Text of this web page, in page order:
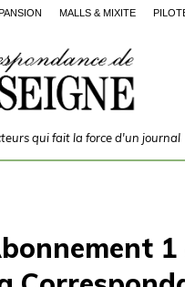
MALLS & MIXITÉ
qui fait la force d'un journal
1